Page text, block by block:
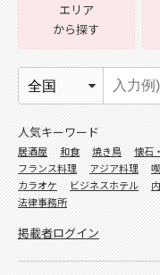
エリア
から探す
人気キーワード
居酒屋 和食 焼き鳥 懐石
フランス料理
アジア料理
カラオケ
ビジネスホテル
法律事務所
掲載者ログイン